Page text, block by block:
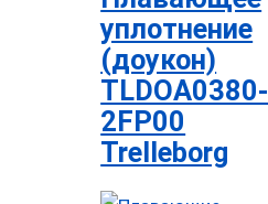
уплотнение
(доукон)
TLDOA0380-
2FP00
Trelleborg